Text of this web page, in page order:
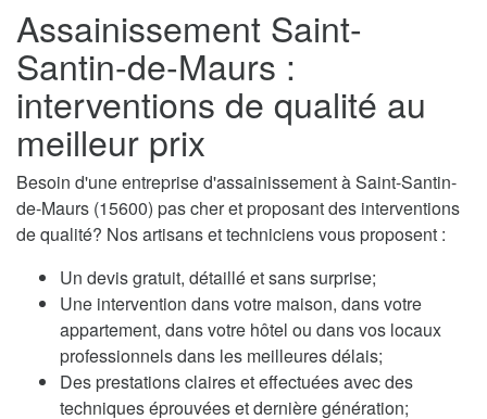
Assainissement Saint-
Santin-de-Maurs :
interventions de qualité au
meilleur prix
Besoin d'une entreprise d'assainissement à Saint-Santin-
de-Maurs (15600) pas cher et proposant des interventions
de qualité? Nos artisans et techniciens vous proposent :
Un devis gratuit, détaillé et sans surprise;
Une intervention dans votre maison, dans votre
appartement, dans votre hôtel ou dans vos locaux
professionnels dans les meilleures délais;
Des prestations claires et effectuées avec des
techniques éprouvées et dernière génération;